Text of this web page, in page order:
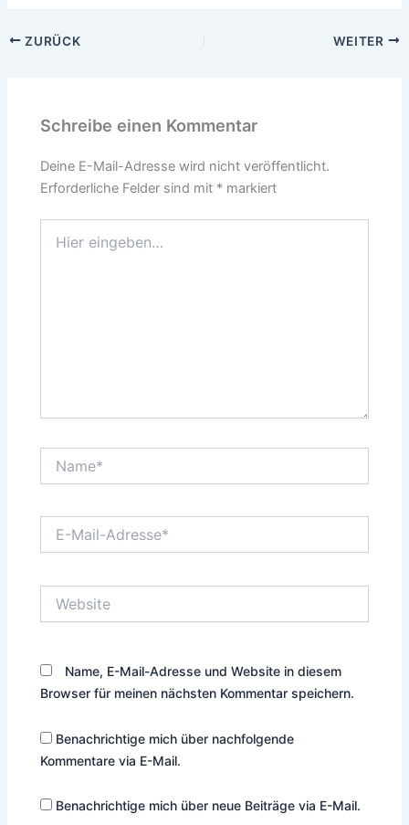
ZURÜCK WEITER
Schreibe einen Kommentar
Deine E-Mail-Adresse wird nicht veröffentlicht.
Erforderliche Felder sind mit * markiert
eingeben…
Mail-
Name, E-Mail-Adresse und Website in diesem
Browser für meinen nächsten Kommentar speichern.
Benachrichtige mich über nachfolgende
Kommentare via E-Mail.
Benachrichtige mich über neue Beiträge via E-Mail.